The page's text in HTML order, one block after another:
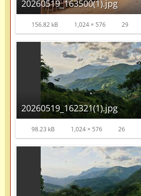
20260519_163500(1).jpg
156.82 kB 1,024 × 576 29
20260519_162321(1).jpg
98.23 kB 1,024 × 576 26